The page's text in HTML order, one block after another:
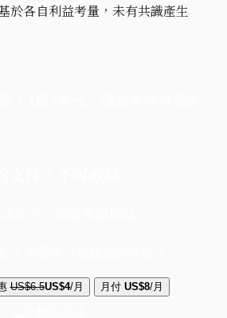
於各自利益考量，未有共識產生
US$6.5US$4/月 月付 US$8/月